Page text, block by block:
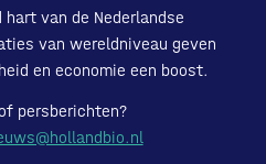
van de Nederlandse
van wereldniveau geven
en economie een boost.
persberichten?